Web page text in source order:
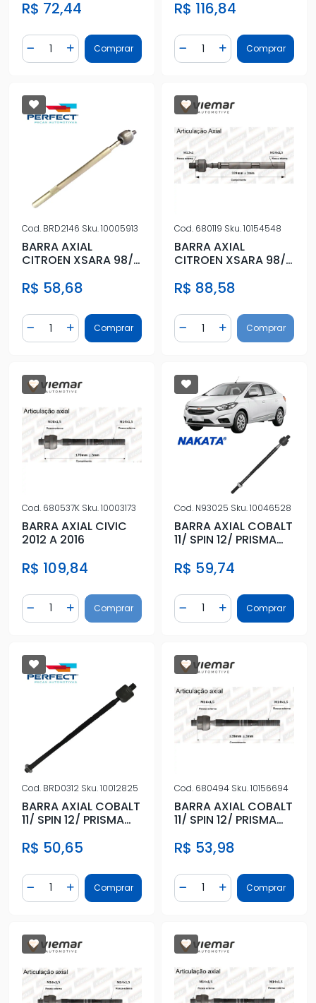
MACHO
R$ 72,44
Diminuir Quantidade
Quantidade
Adicionar Quantidade
Comprar
R$ 116,84
Diminuir Quantidade
Quantidade
AdicionarComprar
Cod. BRD2146 Sku.10005913
BARRA AXIAL
CITROEN XSARA 98/
96/ PICASSO
R$ 58,68
Diminuir Quantidade
Quantidade
Adicionar Quantidade
Comprar
Cod. 680119 Sku.10154548
BARRA AXIAL
CITROEN XSARA 98/
96/ PICASSO
R$ 88,58
Diminuir Quantidade
Quantidade
AdicionarComprar
Cod. 680537K Sku.10003173
BARRA AXIAL CIVIC
2012 A 2016
R$ 109,84
Diminuir Quantidade
Quantidade
Adicionar Quantidade
Comprar
Cod. N93025 Sku.10046528
BARRA AXIAL COBALT
11/ SPIN 12/ PRISMA
R$ 59,74
Diminuir Quantidade
Quantidade
AdicionarComprar
Cod. BRD0312 Sku.10012825
BARRA AXIAL COBALT
11/ SPIN 12/ PRISMA
R$ 50,65
Diminuir Quantidade
Quantidade
Adicionar Quantidade
Comprar
Cod. 680494 Sku.10156694
BARRA AXIAL COBALT
11/ SPIN 12/ PRISMA
R$ 53,98
Diminuir Quantidade
Quantidade
AdicionarComprar